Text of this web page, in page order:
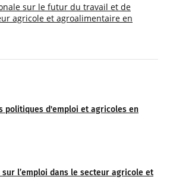
sur le futur du travail et de
agricole et agroalimentaire en
politiques d'emploi et agricoles en
sur l’emploi dans le secteur agricole et